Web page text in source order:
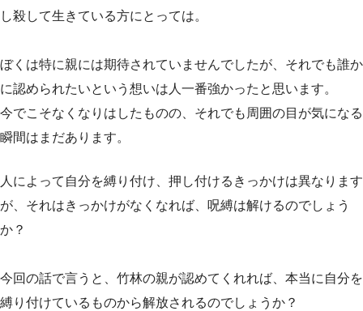
し殺して生きている方にとっては。
ぼくは特に親には期待されていませんでしたが、それでも誰か
に認められたいという想いは人一番強かったと思います。
今でこそなくなりはしたものの、それでも周囲の目が気になる
瞬間はまだあります。
人によって自分を縛り付け、押し付けるきっかけは異なります
が、それはきっかけがなくなれば、呪縛は解けるのでしょう
か？
今回の話で言うと、竹林の親が認めてくれれば、本当に自分を
縛り付けているものから解放されるのでしょうか？